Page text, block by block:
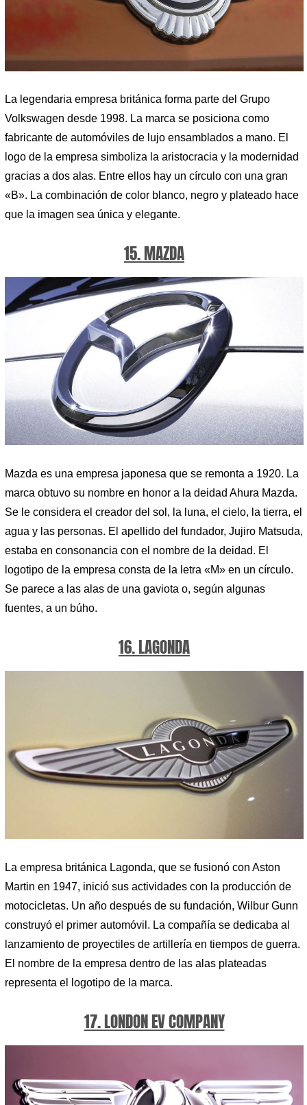
La legendaria empresa británica forma parte del Grupo
Volkswagen desde 1998. La marca se posiciona como
fabricante de automóviles de lujo ensamblados a mano. El
logo de la empresa simboliza la aristocracia y la modernidad
gracias a dos alas. Entre ellos hay un círculo con una gran
«B». La combinación de color blanco, negro y plateado hace
que la imagen sea única y elegante.
15. MAZDA
Mazda es una empresa japonesa que se remonta a 1920. La
marca obtuvo su nombre en honor a la deidad Ahura Mazda.
Se le considera el creador del sol, la luna, el cielo, la tierra, el
agua y las personas. El apellido del fundador, Jujiro Matsuda,
estaba en consonancia con el nombre de la deidad. El
logotipo de la empresa consta de la letra «M» en un círculo.
Se parece a las alas de una gaviota o, según algunas
fuentes, a un búho.
16. LAGONDA
La empresa británica Lagonda, que se fusionó con Aston
Martin en 1947, inició sus actividades con la producción de
motocicletas. Un año después de su fundación, Wilbur Gunn
construyó el primer automóvil. La compañía se dedicaba al
lanzamiento de proyectiles de artillería en tiempos de guerra.
El nombre de la empresa dentro de las alas plateadas
representa el logotipo de la marca.
17. LONDON EV COMPANY